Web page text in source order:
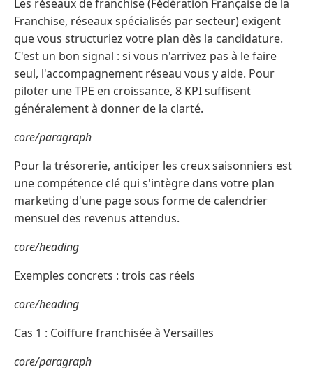
Les réseaux de franchise (Fédération Française de la
Franchise, réseaux spécialisés par secteur) exigent
que vous structuriez votre plan dès la candidature.
C'est un bon signal : si vous n'arrivez pas à le faire
seul, l'accompagnement réseau vous y aide. Pour
piloter une TPE en croissance, 8 KPI suffisent
généralement à donner de la clarté.
core/paragraph
Pour la trésorerie, anticiper les creux saisonniers est
une compétence clé qui s'intègre dans votre plan
marketing d'une page sous forme de calendrier
mensuel des revenus attendus.
core/heading
Exemples concrets : trois cas réels
core/heading
Cas 1 : Coiffure franchisée à Versailles
core/paragraph